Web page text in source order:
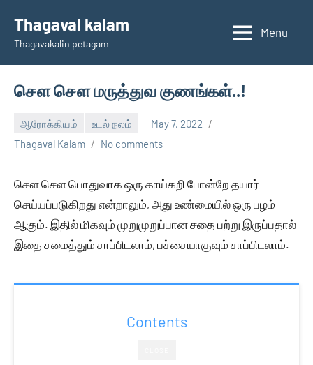
content
Thagaval kalam
Thagavakalin petagam
Menu
சௌ சௌ மருத்துவ குணங்கள்..!
ஆரோக்கியம் உடல் நலம்
May 7, 2022
Thagaval Kalam
No comments
சௌ சௌ பொதுவாக ஒரு காய்கறி போன்றே தயார்
செய்யப்படுகிறது என்றாலும், அது உண்மையில் ஒரு பழம்
ஆகும். இதில் மிகவும் முறுமுறுப்பான சதை பற்று இருப்பதால்
இதை சமைத்தும் சாப்பிடலாம், பச்சையாகுவும் சாப்பிடலாம்.
Contents